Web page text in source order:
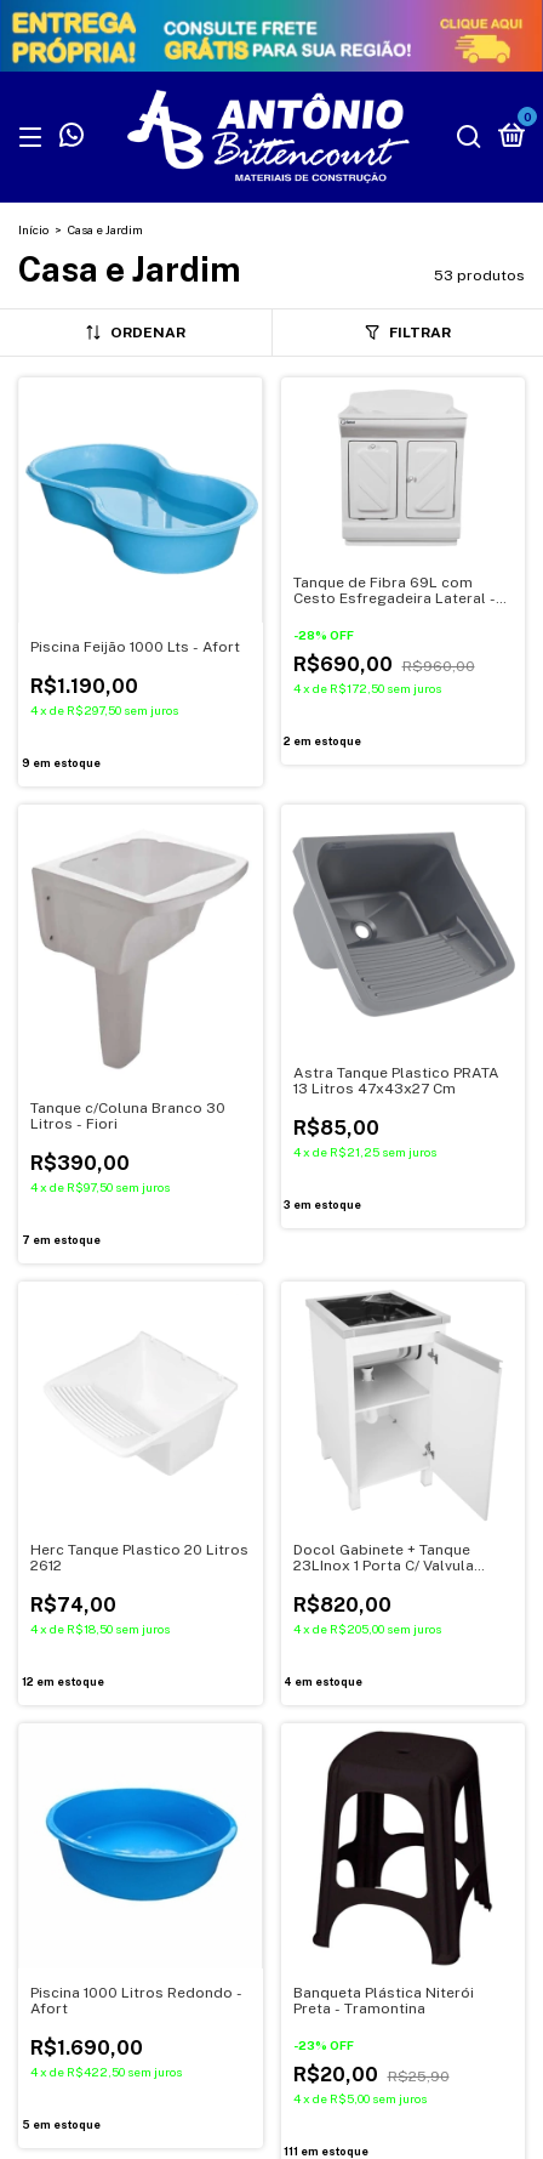
0
Início > Casa e Jardim
Casa e Jardim 53 produtos
ORDENAR FILTRAR
Piscina Feijão 1000 Lts - Afort
R$1.190,00
4x de R$297,50 sem juros
9 em estoque
Tanque de Fibra 69L com
Cesto Esfregadeira Lateral -
-28% OFF
R$690,00 R$960,00
4 x de R$172,50 sem juros
2 em estoque
Tanque c/Coluna Branco 30
Litros - Fiori
R$390,00
4x de R$97,50 sem juros
7 em estoque
Astra Tanque Plastico PRATA
13 Litros 47x43x27 Cm
R$85,00
4 x de R$21,25 sem juros
3 em estoque
Herc Tanque Plastico 20 Litros
2612
R$74,00
4x de R$18,50 sem juros
12 em estoque
Docol Gabinete + Tanque
23LInox 1 Porta C/ Valvula
R$820,00
4 x de R$205,00 sem juros
4 em estoque
Piscina 1000 Litros Redondo -
Afort
R$1.690,00
4x de R$422,50 sem juros
5 em estoque
Banqueta Plástica Niterói
Preta - Tramontina
-23% OFF
R$20,00 R$25,90
4 x de R$5,00 sem juros
111 em estoque